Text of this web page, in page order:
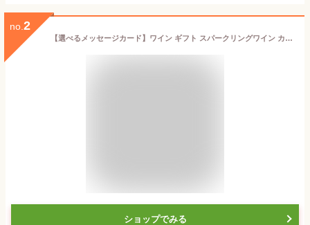
no. 2
【選べるメッセージカード】ワイン ギフト スパークリングワイン カンティーナ ダウトーレ レ ヴァカンツェ シャルドネ フリッツァンテ デル ヴェネト750ml リボン包装 誕生日 メッセージ
ショップでみる